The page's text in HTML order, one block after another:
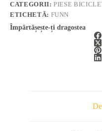
CATEGORII:PIESE
ETICHETĂ: FUNN
Împărtășește-ți dragostea